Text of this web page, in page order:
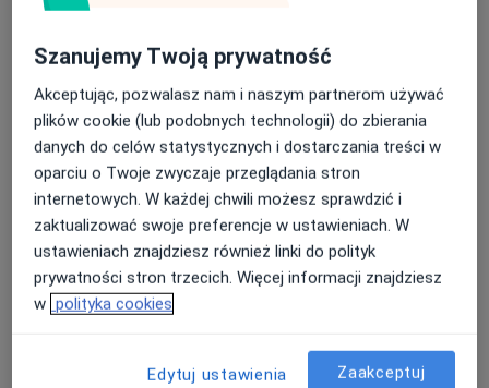
ul. A. Mickiewicza 6/14,
66-470 Kostrzyn nad Odrą.
Tel:
więcejO mnie
Zakres porad
Psychologia kliniczna
Główne obszary pomocy
Zaburzenia lękowe
Zaburzenia nastroju
Kryzys emocjonalny
Szanujemy Twoją prywatność
Akceptując, pozwalasz nam i naszym partnerom używać
plików cookie (lub podobnych technologii) do zbierania
danych do celów statystycznych i dostarczania treści w
oparciu o Twoje zwyczaje przeglądania stron
internetowych. W każdej chwili możesz sprawdzić i
zaktualizować swoje preferencje w ustawieniach. W
ustawieniach znajdziesz również linki do polityk
prywatności stron trzecich. Więcej informacji znajdziesz
w polityka cookies
Edytuj ustawienia Zaakceptuj